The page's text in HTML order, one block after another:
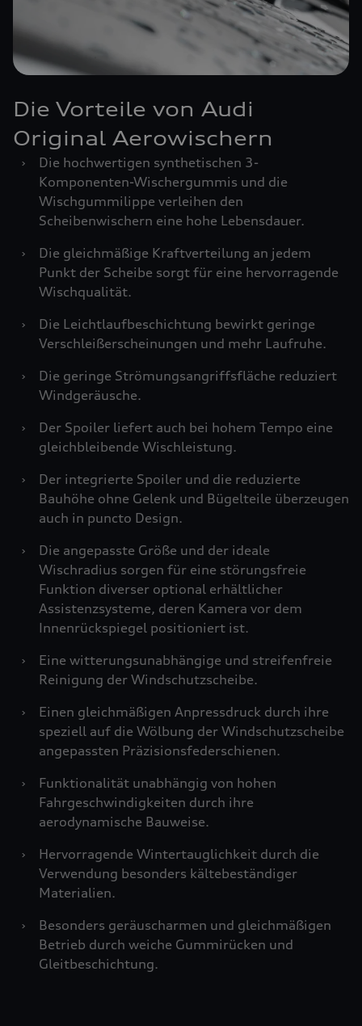
Die Vorteile von Audi
Original Aerowischern
›
Die hochwertigen synthetischen 3-
Komponenten-Wischergummis und die
Wischgummilippe verleihen den
Scheibenwischern eine hohe Lebensdauer.
›
Die gleichmäßige Kraftverteilung an jedem
Punkt der Scheibe sorgt für eine hervorragende
Wischqualität.
›
Die Leichtlaufbeschichtung bewirkt geringe
Verschleißerscheinungen und mehr Laufruhe.
›
Die geringe Strömungsangriffsfläche reduziert
Windgeräusche.
›
Der Spoiler liefert auch bei hohem Tempo eine
gleichbleibende Wischleistung.
›
Der integrierte Spoiler und die reduzierte
Bauhöhe ohne Gelenk und Bügelteile überzeugen
auch in puncto Design.
›
Die angepasste Größe und der ideale
Wischradius sorgen für eine störungsfreie
Funktion diverser optional erhältlicher
Assistenzsysteme, deren Kamera vor dem
Innenrückspiegel positioniert ist.
›
Eine witterungsunabhängige und streifenfreie
Reinigung der Windschutzscheibe.
›
Einen gleichmäßigen Anpressdruck durch ihre
speziell auf die Wölbung der Windschutzscheibe
angepassten Präzisionsfederschienen.
›
Funktionalität unabhängig von hohen
Fahrgeschwindigkeiten durch ihre
aerodynamische Bauweise.
›
Hervorragende Wintertauglichkeit durch die
Verwendung besonders kältebeständiger
Materialien.
›
Besonders geräuscharmen und gleichmäßigen
Betrieb durch weiche Gummirücken und
Gleitbeschichtung.